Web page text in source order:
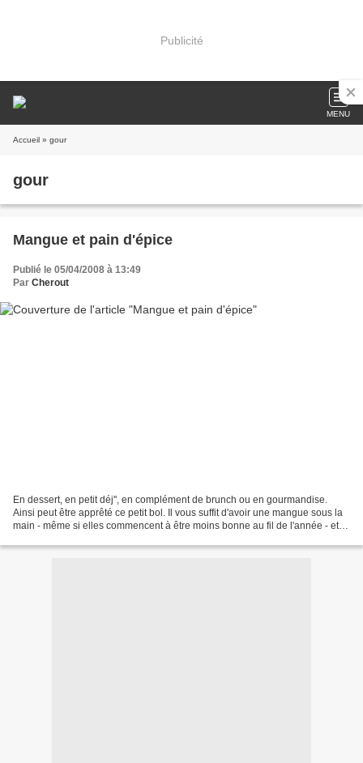
Publicité
MENU
Accueil » gour
gour
Mangue et pain d'épice
Publié le 05/04/2008 à 13:49
Par Cherout
En dessert, en petit déj'', en complément de brunch ou en gourmandise.
Ainsi peut être apprêté ce petit bol. Il vous suffit d'avoir une mangue sous la
main - même si elles commencent à être moins bonne au fil de l'année - et